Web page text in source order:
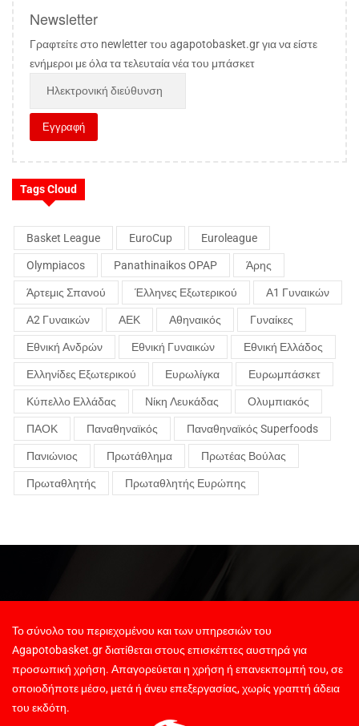
Newsletter
Γραφτείτε στο newletter του agapotobasket.gr για να είστε
ενήμεροι με όλα τα τελευταία νέα του μπάσκετ
Tags Cloud
Basket League EuroCup Euroleague
Olympiacos Panathinaikos OPAP Άρης
Άρτεμις Σπανού Έλληνες Εξωτερικού Α1 Γυναικών
Α2 Γυναικών ΑΕΚ Αθηναικός Γυναίκες
Εθνική Ανδρών Εθνική Γυναικών Εθνική Ελλάδος
Ελληνίδες Εξωτερικού Ευρωλίγκα Ευρωμπάσκετ
Κύπελλο Ελλάδας Νίκη Λευκάδας Ολυμπιακός
ΠΑΟΚ Παναθηναϊκός Παναθηναϊκός Superfoods
Πανιώνιος Πρωτάθλημα Πρωτέας Βούλας
Πρωταθλητής Πρωταθλητής Ευρώπης
Το σύνολο του περιεχομένου και των υπηρεσιών του
Agapotobasket.gr διατίθεται στους επισκέπτες αυστηρά για
προσωπική χρήση. Απαγορεύεται η χρήση ή επανεκπομπή του, σε
οποιοδήποτε μέσο, μετά ή άνευ επεξεργασίας, χωρίς γραπτή άδεια
του εκδότη.